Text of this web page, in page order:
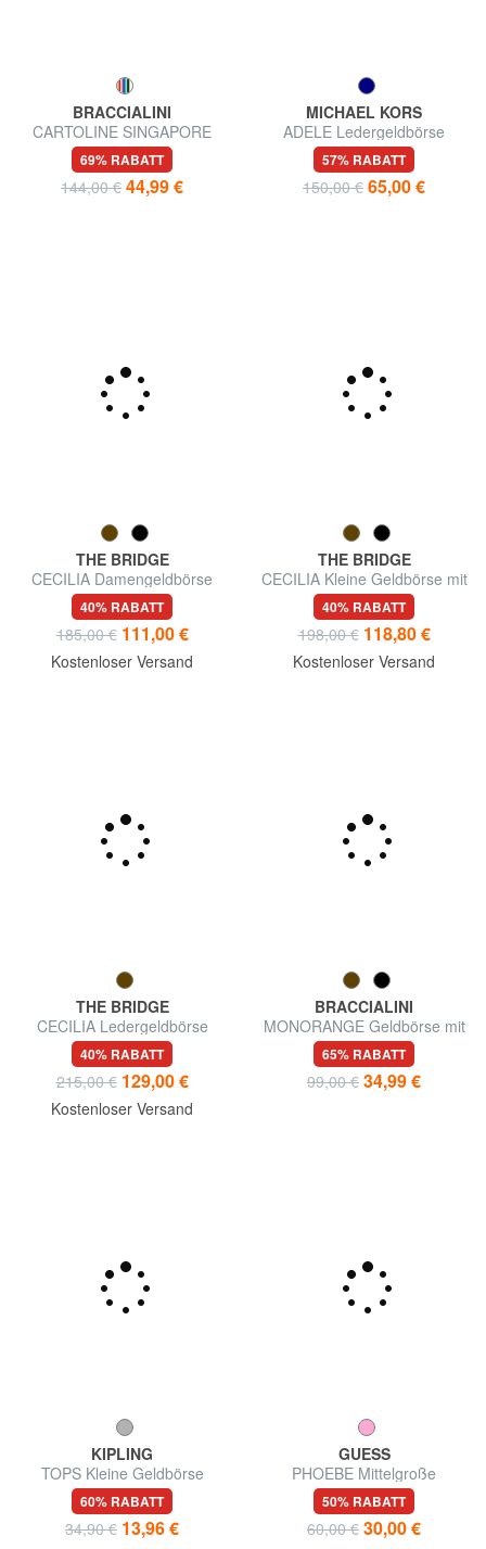
BRACCIALINI
CARTOLINE SINGAPORE
Mittelgroße Geldbörse
69% RABATT
144,00 € 44,99 €
MICHAEL KORS
ADELE Ledergeldbörse
57% RABATT
150,00 € 65,00 €
THE BRIDGE
CECILIA Damengeldbörse
40% RABATT
185,00 € 111,00 €
Kostenloser Versand
THE BRIDGE
CECILIA Kleine Geldbörse mit
Reißverschluss
40% RABATT
198,00 € 118,80 €
Kostenloser Versand
THE BRIDGE
CECILIA Ledergeldbörse
40% RABATT
215,00 € 129,00 €
Kostenloser Versand
BRACCIALINI
MONORANGE Geldbörse mit
mittlerem Reißverschluss
65% RABATT
99,00 € 34,99 €
KIPLING
TOPS Kleine Geldbörse
60% RABATT
34,90 € 13,96 €
GUESS
PHOEBE Mittelgroße
Geldbörse mit Reißverschluss
50% RABATT
60,00 € 30,00 €